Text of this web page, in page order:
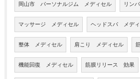
岡山市 パーソナルジム メディセル リン
マッサージ メディセル ヘッドスパ メデ
整体 メディセル 肩こり メディセル
機能回復 メディセル 筋膜リリース 効果